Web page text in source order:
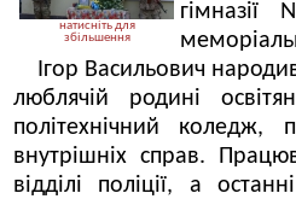
натисніть для
збільшення
Ігор Васильович
люблячій родині
політехнічний
внутрішніх справ.
відділі поліції, а